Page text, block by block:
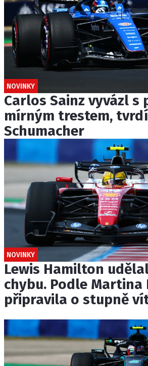
NOVINKY
Carlos Sainz vyvázl s
mírným trestem,
Schumacher
NOVINKY
Lewis Hamilton
chybu. Podle Martina
připravila o stupně